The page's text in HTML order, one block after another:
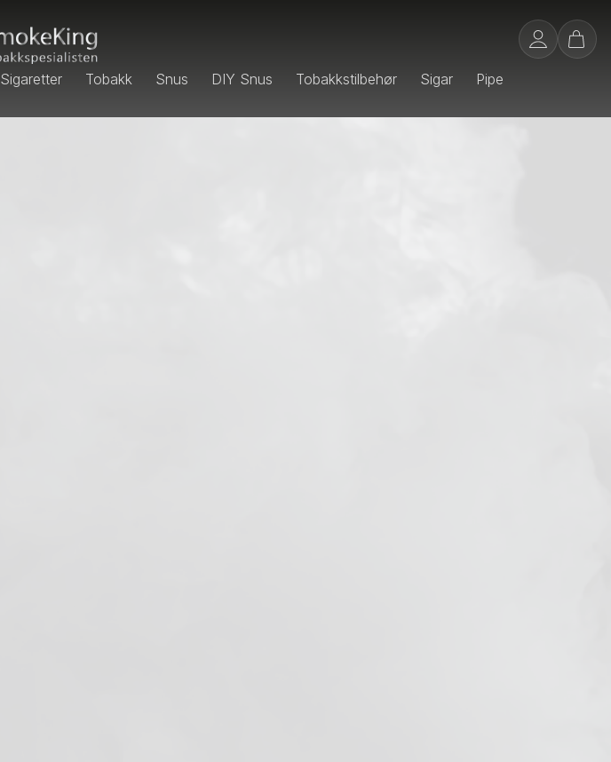
Sigaretter Tobakk Snus DIY Snus Tobakkstilbehør Sigar Pipe